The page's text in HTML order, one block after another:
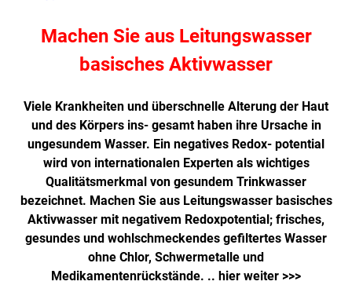
Machen Sie aus Leitungswasser
basisches Aktivwasser
Viele Krankheiten und überschnelle Alterung der Haut
und des Körpers ins- gesamt haben ihre Ursache in
ungesundem Wasser. Ein negatives Redox- potential
wird von internationalen Experten als wichtiges
Qualitätsmerkmal von gesundem Trinkwasser
bezeichnet. Machen Sie aus Leitungswasser basisches
Aktivwasser mit negativem Redoxpotential; frisches,
gesundes und wohlschmeckendes gefiltertes Wasser
ohne Chlor, Schwermetalle und
Medikamentenrückstände. .. hier weiter >>>